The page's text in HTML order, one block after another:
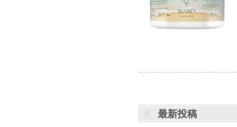
最新投稿